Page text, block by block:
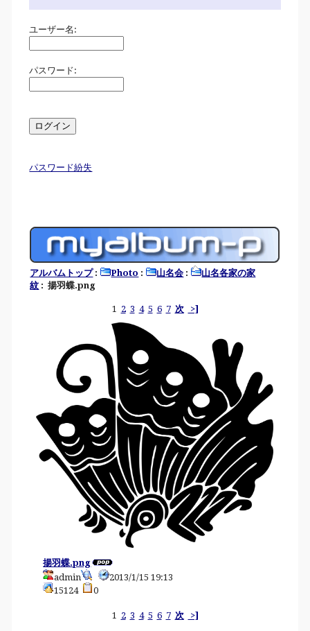
ユーザー名:
パスワード:
パスワード紛失
アルバムトップ: Photo : 山名会 :
山名各家の家
紋 : 揚羽蝶.png
1 2 3 4 5 6 7 次 >]
揚羽蝶.png
admin
2013/1/15 19:13
15124
0
1 2 3 4 5 6 7 次 >]